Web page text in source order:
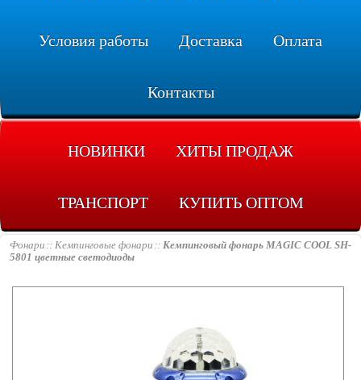
Условия работы Доставка Оплата
Контакты
НОВИНКИ ХИТЫ ПРОДАЖ
ТРАНСПОРТ КУПИТЬ ОПТОМ
Фонари Кемпинговые фонари
Кемпинговый фонарь MAGIC COOL SH-
5801 цветные светодиоды